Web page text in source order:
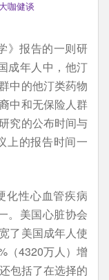
大咖健谈
》报告的一则研
成年人中，他汀
中的他汀类药物
中和无保险人群
究的公布时间与
上的报告时间一
化性心血管疾病
。美国心脏协会
了美国成年人使
（4320万人）增
包括了在选择的